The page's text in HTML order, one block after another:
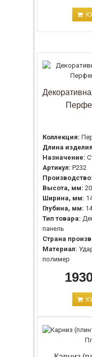
Коллекция:
Длина
Назначение:
Артикул: P232
Высота, мм:
Ширина, мм:
Глубина, мм:
Тип товара:
панель
Страна
Материал:
полимер